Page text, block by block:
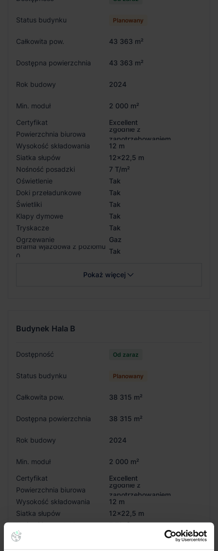
Status budynku Planowany
Całkowita pow. 43 363 m²
Dostępna powierzchnia 43 363 m²
Rok budowy 2024
Min. moduł
2 000 m²
Certyfikat
Excellent
Powierzchnia biurowa
zgodnie z
zapotrzebowaniem
Wysokość składowania
12 m
Siatka słupów
12x22,5 m
Nośność posadzki
7 T/m²
Oświetlenie
Tak
Doki przeładunkowe
Tak
Świetliki
Tak
Klapy dymowe
Tak
Tryskacze
Tak
Ogrzewanie
Gaz
Brama wjazdowa z poziomu
0
Tak
Pokaż więcej
Budynek Hala B
Dostępność Od zaraz
Status budynku Planowany
Całkowita pow. 38 315 m²
Dostępna powierzchnia 38 315 m²
Rok budowy 2024
Min. moduł
2 000 m²
Certyfikat
Excellent
Powierzchnia biurowa
zgodnie z
zapotrzebowaniem
Wysokość składowania
12 m
Siatka słupów
12x22,5 m
Nośność posadzki
7 T/m²
Oświetlenie